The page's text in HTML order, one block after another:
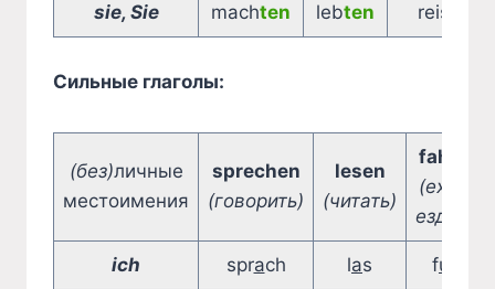
sie, Sie machten lebten reis
Сильные глаголы:
(без)личные
местоимения
sprechen
(говорить)
lesen
(читать)
fahren
(ехать,
ездить)
ich sprach las fu